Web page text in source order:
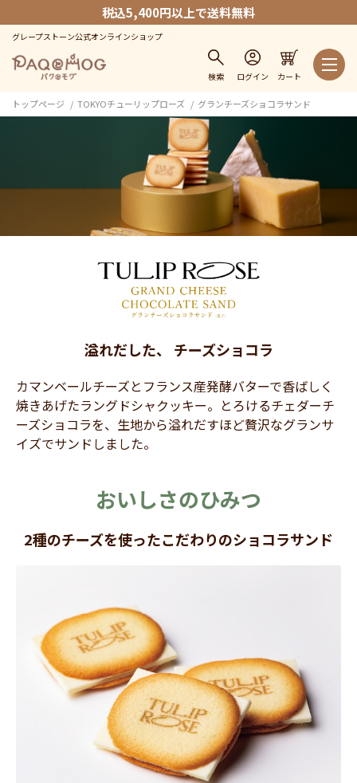
税込5,400円以上で送料無料
グレープストーン公式オンラインショップ
検索 ログイン カート
トップページ TOKYOチューリップローズ グランチーズショコラサンド
溢れだした、 チーズショコラ
カマンベールチーズとフランス産発酵バターで香ばしく
焼きあげたラングドシャクッキー。とろけるチェダーチ
ーズショコラを、生地から溢れだすほど贅沢なグランサ
イズでサンドしました。
おいしさのひみつ
2種のチーズを使ったこだわりのショコラサンド